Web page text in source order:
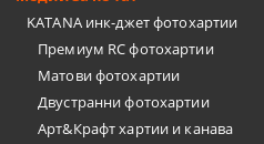
KATANA инк-джет фотохартии
Премиум RC фотохартии
Матови фотохартии
Двустранни фотохартии
Арт&Крафт хартии и канава